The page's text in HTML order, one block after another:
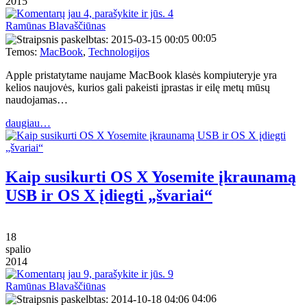
4
Ramūnas Blavaščiūnas
00:05
Temos: MacBook, Technologijos
Apple pristatytame naujame MacBook klasės kompiuteryje yra
kelios naujovės, kurios gali pakeisti įprastas ir eilę metų mūsų
naudojamas…
daugiau…
Kaip susikurti OS X Yosemite įkraunamą
USB ir OS X įdiegti „švariai“
18
spalio
2014
9
Ramūnas Blavaščiūnas
04:06